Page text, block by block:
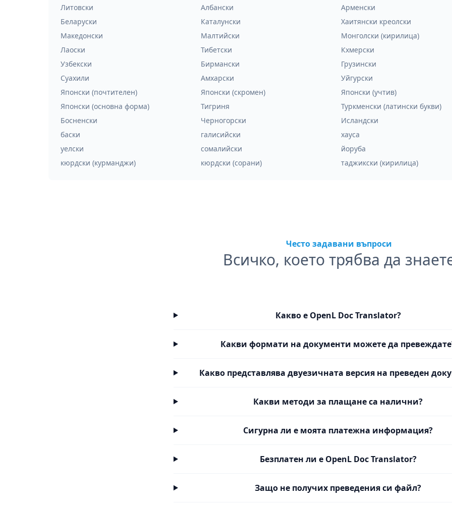
Литовски
Албански Арменски
Беларуски
Каталунски Хаитянски креолски
Македонски
Малтийски Монголски (кирилица)
Лаоски
Тибетски Кхмерски
Узбекски
Бирмански Грузински
Суахили
Амхарски Уйгурски
Японски (почтителен)
Японски (скромен) Японски (учтив)
Японски (основна форма)
Тигриня Туркменски (латински букви)
Босненски
Черногорски Исландски
баски
галисийски хауса
уелски
сомалийски йоруба
кюрдски (курманджи)
кюрдски (сорани) таджикски (кирилица)
Често задавани въпроси
Всичко, което трябва да
Какво е OpenL Doc Translator?
Какви формати на документи можете да
Какво представлява двуезичната версия на преведен
Какви методи за плащане са налични?
Сигурна ли е моята платежна информация?
Безплатен ли е OpenL Doc Translator?
Защо не получих преведения си файл?